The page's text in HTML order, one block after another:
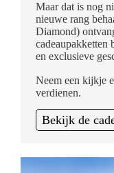
Maar dat is nog
nieuwe rang
Diamond)
cadeaupakketten
en exclusieve
Neem een kijkje
verdienen.
Bekijk de